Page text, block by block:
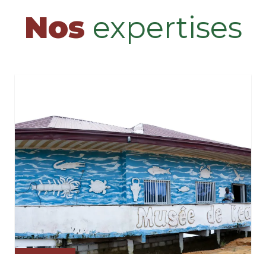
Nos expertises